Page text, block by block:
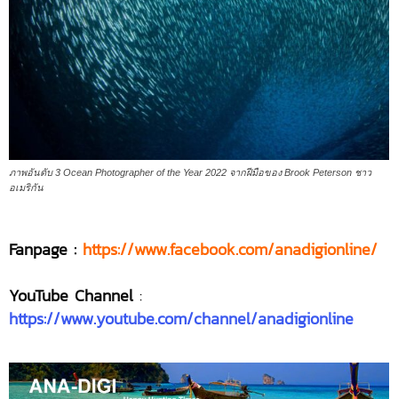
ภาพอันดับ 3 Ocean Photographer of the Year 2022 จากฝีมือของ Brook Peterson ชาว
อเมริกัน
Fanpage : https://www.facebook.com/anadigionline/
YouTube Channel :
https://www.youtube.com/channel/anadigionline